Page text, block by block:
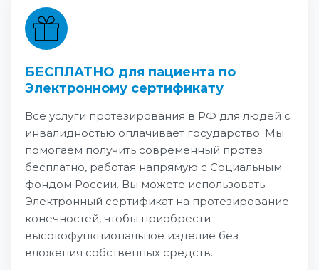
БЕСПЛАТНО для пациента по
Электронному сертификату
Все услуги протезирования в РФ для людей с
инвалидностью оплачивает государство. Мы
помогаем получить современный протез
бесплатно, работая напрямую с Социальным
фондом России. Вы можете использовать
Электронный сертификат на протезирование
конечностей, чтобы приобрести
высокофункциональное изделие без
вложения собственных средств.